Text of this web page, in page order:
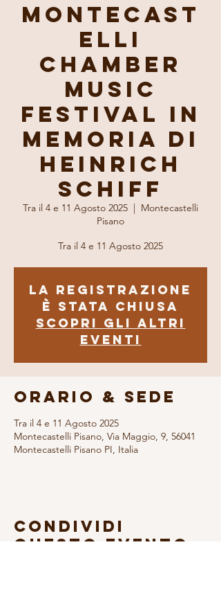
Montecast
elli
Chamber
Music
Festival in
memoria di
Heinrich
Schiff
Tra il 4 e 11 Agosto 2025
  |
Montecastelli
Pisano
Tra il 4 e 11 Agosto 2025
La registrazione
è stata chiusa
Scopri gli altri
eventi
Orario & Sede
Tra il 4 e 11 Agosto 2025
Montecastelli Pisano, Via Maggio, 9, 56041
Montecastelli Pisano PI, Italia
Condividi
questo evento